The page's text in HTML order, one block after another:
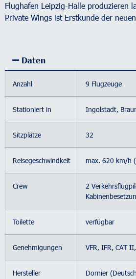
Flughafen Leipzig-Halle produzieren
Private Wings ist Erstkunde der
Daten
Anzahl 9 Flugzeuge
Stationiert in Ingolstadt,
Sitzplätze 32
Reisegeschwindkeit max. 620 km/h
Crew
2
Toilette verfügbar
Genehmigungen VFR, IFR, CAT
Hersteller Dornier